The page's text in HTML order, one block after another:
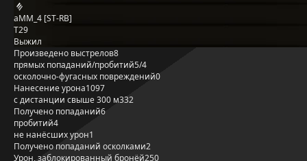
aMM_4 [ST-RB]
T29
Выжил
Произведено выстрелов8
прямых попаданий/пробитий5/4
осколочно-фугасных повреждений0
Нанесение урона1097
с дистанции свыше 300 м332
Получено попаданий6
пробитий4
не нанёсших урон1
Получено попаданий осколками2
Урон, заблокированный бронёй250